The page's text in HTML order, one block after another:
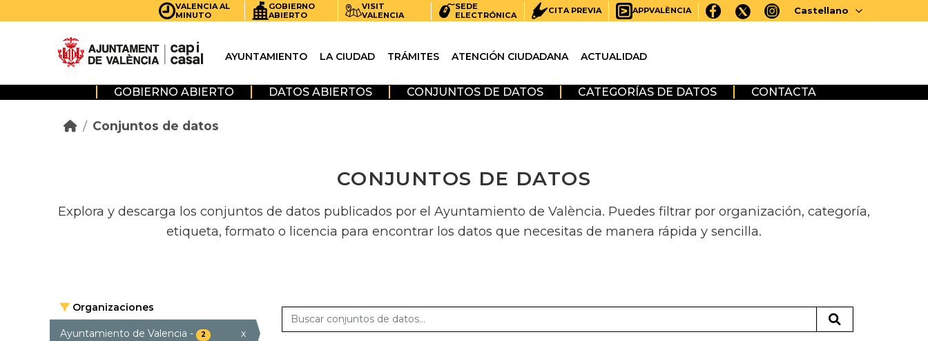
VALENCIA AL
MINUTO
GOBIERNO
ABIERTO
VISIT
VALENCIA
SEDE
ELECTRÓNICA
CITA PREVIA APPVALÈNCIA Castellano
AYUNTAMIENTO LA CIUDAD TRÁMITES ATENCIÓN CIUDADANA ACTUALIDAD
GOBIERNO ABIERTO DATOS ABIERTOS CONJUNTOS DE DATOS CATEGORÍAS DE DATOS CONTACTA
Conjuntos de datos
CONJUNTOS DE DATOS
Explora y descarga los conjuntos de datos publicados por el Ayuntamiento de València. Puedes filtrar por organización, categoría,
etiqueta, formato o licencia para encontrar los datos que necesitas de manera rápida y sencilla.
Organizaciones
Ayuntamiento de Valencia - 2 x